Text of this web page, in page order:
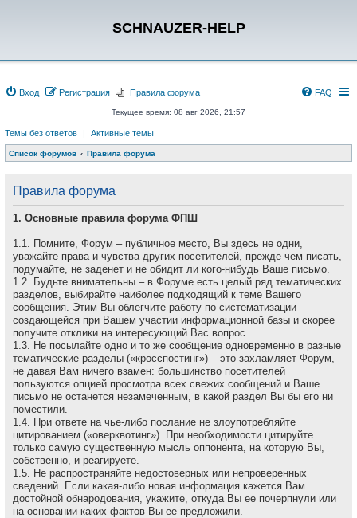
SCHNAUZER-HELP
Вход Регистрация Правила форума FAQ
Текущее время: 08 авг 2026, 21:57
Темы без ответов | Активные темы
Список форумов Правила форума
Правила форума
1. Основные правила форума ФПШ
1.1. Помните, Форум – публичное место, Вы здесь не одни,
уважайте права и чувства других посетителей, прежде чем писать,
подумайте, не заденет и не обидит ли кого-нибудь Ваше письмо.
1.2. Будьте внимательны – в Форуме есть целый ряд тематических
разделов, выбирайте наиболее подходящий к теме Вашего
сообщения. Этим Вы облегчите работу по систематизации
создающейся при Вашем участии информационной базы и скорее
получите отклики на интересующий Вас вопрос.
1.3. Не посылайте одно и то же сообщение одновременно в разные
тематические разделы («кросспостинг») – это захламляет Форум,
не давая Вам ничего взамен: большинство посетителей
пользуются опцией просмотра всех свежих сообщений и Ваше
письмо не останется незамеченным, в какой раздел Вы бы его ни
поместили.
1.4. При ответе на чье-либо послание не злоупотребляйте
цитированием («оверквотинг»). При необходимости цитируйте
только самую существенную мысль оппонента, на которую Вы,
собственно, и реагируете.
1.5. Не распространяйте недостоверных или непроверенных
сведений. Если какая-либо новая информация кажется Вам
достойной обнародования, укажите, откуда Вы ее почерпнули или
на основании каких фактов Вы ее предложили.